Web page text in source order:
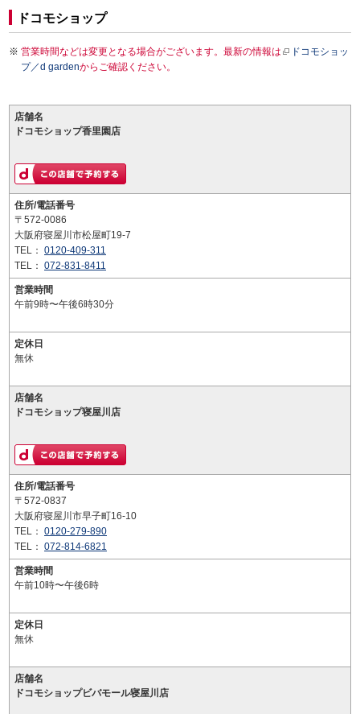
ドコモショップ
営業時間などは変更となる場合がございます。最新の情報は
ドコモショッ
プ／d gardenからご確認ください。
店舗名
ドコモショップ香里園店
住所/電話番号
〒572-0086
大阪府寝屋川市松屋町19-7
TEL： 0120-409-311
TEL： 072-831-8411
営業時間
午前9時〜午後6時30分
定休日
無休
店舗名
ドコモショップ寝屋川店
住所/電話番号
〒572-0837
大阪府寝屋川市早子町16-10
TEL： 0120-279-890
TEL： 072-814-6821
営業時間
午前10時〜午後6時
定休日
無休
店舗名
ドコモショップビバモール寝屋川店